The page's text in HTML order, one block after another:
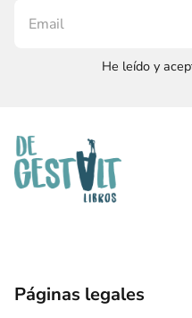
He leído y
Páginas legales